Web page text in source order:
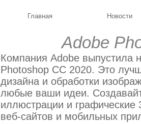
Главная Новости
Adobe
Компания Adobe выпустила
Photoshop CC 2020. Это
дизайна и обработки
любые ваши идеи.
иллюстрации и графические
веб-сайтов и мобильных